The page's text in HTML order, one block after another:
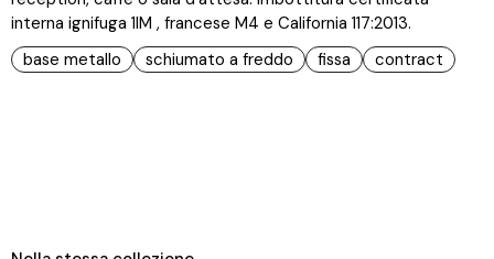
interna ignifuga 1IM , francese M4 e California 117:2013.
base metallo
schiumato a freddo fissa contract